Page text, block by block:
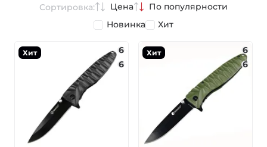
Сортировка: Цена
По популярности
Новинка
Хит
Хит
6
6
Хит
6
6